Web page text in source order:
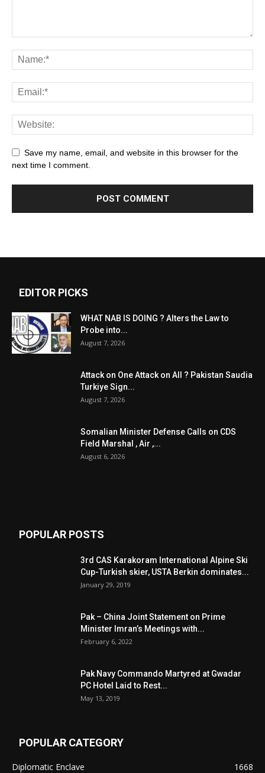
Save my name, email, and website in this browser for the
next time I comment.
EDITOR PICKS
WHAT NAB IS DOING ? Alters the Law to
Probe into...
August 7, 2026
Attack on One Attack on All ? Pakistan Saudia
Turkiye Sign...
August 7, 2026
Somalian Minister Defense Calls on CDS
Field Marshal , Air ,...
August 6, 2026
POPULAR POSTS
3rd CAS Karakoram International Alpine Ski
Cup-Turkish skier, USTA Berkin dominates...
January 29, 2019
Pak – China Joint Statement on Prime
Minister Imran’s Meetings with...
February 6, 2022
Pak Navy Commando Martyred at Gwadar
PC Hotel Laid to Rest...
May 13, 2019
POPULAR CATEGORY
Diplomatic Enclave
1668